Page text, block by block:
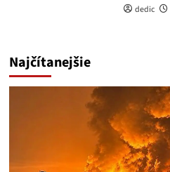
dedic
Najčítanejšie